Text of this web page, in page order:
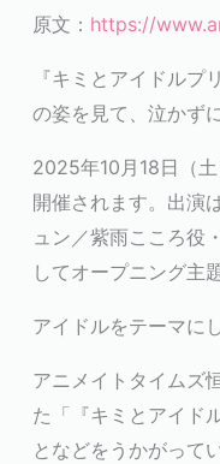
原文： https://
『キミとアイドル
の姿を見て、泣かず
2025年10月18日（
開催されます。出演
ュン／紫雨こころ役
してオープニング主
アイドルをテーマに
アニメイトタイムズ
た「『キミとアイド
となどをうかがって